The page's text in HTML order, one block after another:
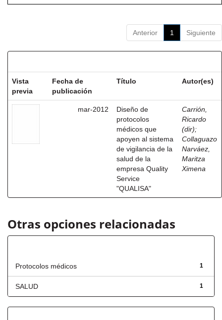
Anterior 1 Siguiente
Vista
previa
Fecha de
publicación
Título Autor(es)
mar-2012
Diseño de
protocolos
médicos que
apoyen al sistema
de vigilancia de la
salud de la
empresa Quality
Service
"QUALISA"
Carrión,
Ricardo
(dir);
Collaguazo
Narváez,
Maritza
Ximena
Otras opciones relacionadas
1
Protocolos médicos
1
SALUD